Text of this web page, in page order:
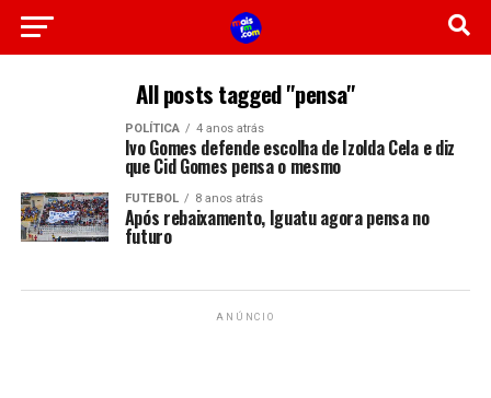
All posts tagged "pensa"
POLÍTICA 4 anos atrás
Ivo Gomes defende escolha de Izolda Cela e diz
que Cid Gomes pensa o mesmo
FUTEBOL 8 anos atrás
Após rebaixamento, Iguatu agora pensa no
futuro
ANÚNCIO